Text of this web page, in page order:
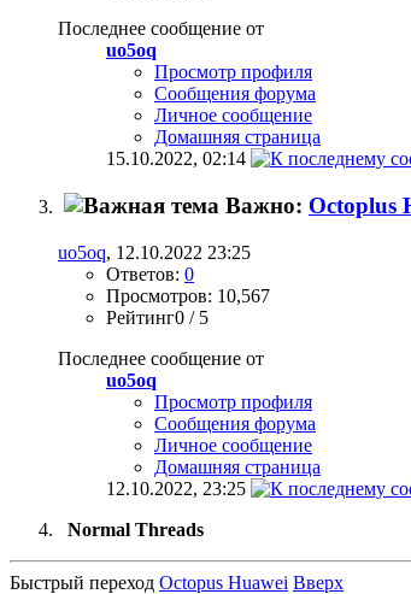
Последнее сообщение от
uo5oq
Просмотр профиля
Сообщения форума
Личное сообщение
Домашняя страница
15.10.2022, 02:14
Важно: Octoplus
uo5oq, 12.10.2022 23:25
Ответов: 0
Просмотров: 10,567
Рейтинг0 / 5
Последнее сообщение от
uo5oq
Просмотр профиля
Сообщения форума
Личное сообщение
Домашняя страница
12.10.2022, 23:25
Normal Threads
Быстрый переход Octopus Huawei Вверх